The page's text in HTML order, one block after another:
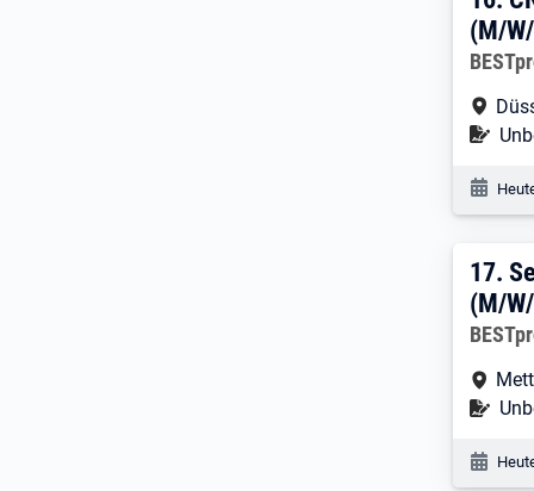
(M/
17.
17.
(M/